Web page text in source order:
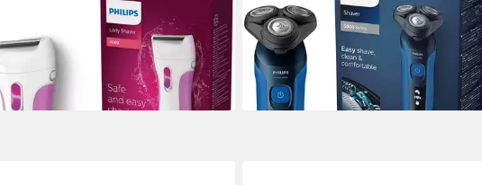
Essential HP6341/00
ab 22,99 €
in 1-2 Werktagen bei dir
S5466/17
ab 69,99 € UVP89,99 €
nur bis Dienstag
-22%
in 1-2 Werktagen bei dir